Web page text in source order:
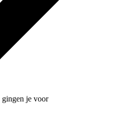
gingen je voor